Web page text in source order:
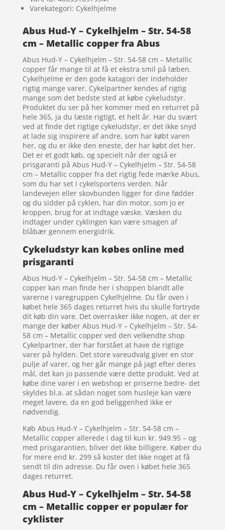
Varekategori: Cykelhjelme
Abus Hud-Y – Cykelhjelm – Str. 54-58
cm – Metallic copper fra Abus
Abus Hud-Y – Cykelhjelm – Str. 54-58 cm – Metallic
copper får mange til at få et ekstra smil på læben.
Cykelhjelme er den gode katagori der indeholder
rigtig mange varer. Cykelpartner kendes af rigtig
mange som det bedste sted at købe cykeludstyr.
Produktet du ser på her kommer med en returret på
hele 365, ja du læste rigtigt, et helt år. Har du svært
ved at finde det rigtige cykeludstyr, er det ikke snyd
at lade sig inspirere af andre, som har købt varen
her, og du er ikke den eneste, der har købt det her.
Det er et godt køb, og specielt når der også er
prisgaranti på Abus Hud-Y – Cykelhjelm – Str. 54-58
cm – Metallic copper fra det rigtig fede mærke Abus,
som du har set i cykelsportens verden. Når
landevejen eller skovbunden ligger for dine fødder
og du sidder på cyklen, har din motor, som jo er
kroppen, brug for at indtage væske. Væsken du
indtager under cyklingen kan være smagen af
blåbær gennem energidrik.
Cykeludstyr kan købes online med
prisgaranti
Abus Hud-Y – Cykelhjelm – Str. 54-58 cm – Metallic
copper kan man finde her i shoppen blandt alle
varerne i varegruppen Cykelhjelme. Du får oven i
købet hele 365 dages returret hvis du skulle fortryde
dit køb din vare. Det overrasker ikke nogen, at der er
mange der køber Abus Hud-Y – Cykelhjelm – Str. 54-
58 cm – Metallic copper ved den velkendte shop
Cykelpartner, der har forstået at have de rigtige
varer på hylden. Det store vareudvalg giver en stor
pulje af varer, og her går mange på jagt efter deres
mål, det kan jo passende være dette produkt. Ved at
købe dine varer i en webshop er priserne bedre- det
skyldes bl.a. at sådan noget som husleje kan være
meget lavere, da en god beliggenhed ikke er
nødvendig.
Køb Abus Hud-Y – Cykelhjelm – Str. 54-58 cm –
Metallic copper allerede i dag til kun kr. 949.95 – og
med prisgarantien, bliver det ikke billigere. Køber du
for mere end kr. 299 så koster det ikke noget at få
sendt til din adresse. Du får oven i købet hele 365
dages returret.
Abus Hud-Y – Cykelhjelm – Str. 54-58
cm – Metallic copper er populær for
cyklister